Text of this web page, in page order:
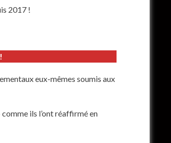
2017 !
eux-mêmes soumis aux
ils l’ont réaffirmé en